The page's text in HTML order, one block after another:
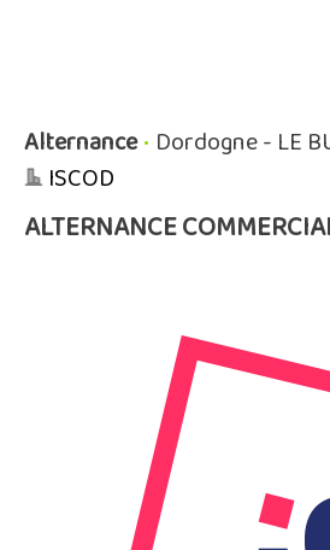
Alternance• Dordogne - LE
ISCOD
ALTERNANCE